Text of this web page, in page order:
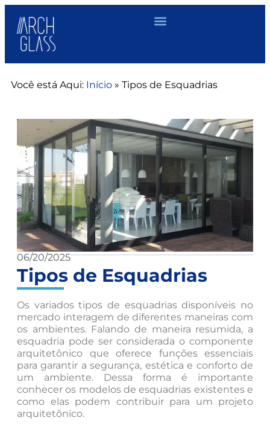
Você está Aqui: Início » Tipos de Esquadrias
06/20/2025
Tipos de Esquadrias
Os variados tipos de esquadrias disponíveis no
mercado interagem de diferentes maneiras com
os ambientes. Falando de maneira resumida, a
esquadria pode ser considerada o componente
arquitetônico que oferece funções essenciais
para garantir a segurança, estética e conforto de
um ambiente. Dessa forma é importante
conhecer os modelos de esquadrias existentes e
como elas podem contribuir para um projeto
arquitetônico.